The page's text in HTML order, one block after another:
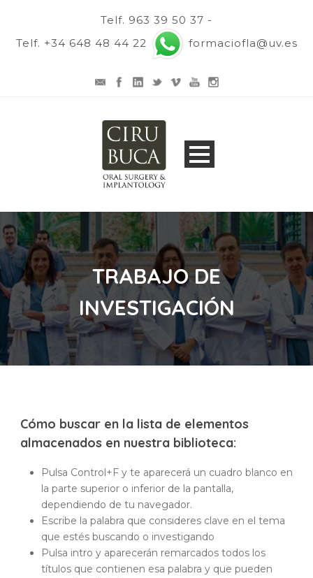
Telf. 963 39 50 37 -
Telf. +34 648 48 44 22
formaciofla@uv.es
TRABAJO DE
INVESTIGACIÓN
Cómo buscar en la lista de elementos
almacenados en nuestra biblioteca:
Pulsa Control+F y te aparecerá un cuadro blanco en
la parte superior o inferior de la pantalla,
dependiendo de tu navegador.
Escribe la palabra que consideres clave en el tema
que estés buscando o investigando
Pulsa intro y aparecerán remarcados todos los
títulos que contienen esa palabra y que pueden